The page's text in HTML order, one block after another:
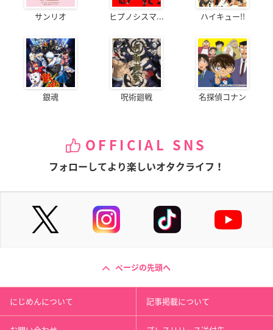
サンリオ ヒプノシスマ... ハイキュー!!
銀魂 呪術廻戦 名探偵コナン
OFFICIAL SNS
フォローしてより楽しいオタクライフ！
ページの先頭へ
にじめんについて 記事掲載について